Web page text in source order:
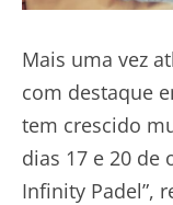
Mais uma vez
com destaque
tem crescido
dias 17 e 20 de
Infinity Padel”,